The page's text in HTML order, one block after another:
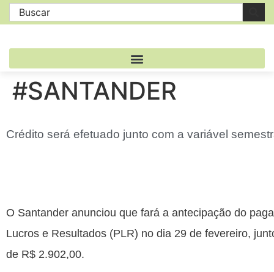
#SANTANDER
Crédito será efetuado junto com a variável
O Santander anunciou que fará a antecipação do
Lucros e Resultados (PLR) no dia 29 de fevereiro,
de R$ 2.902,00.